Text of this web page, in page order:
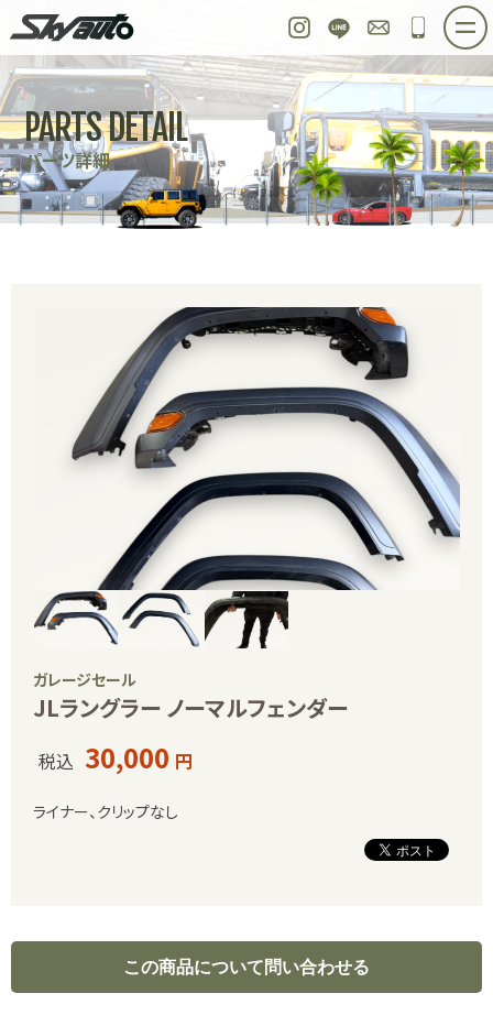
Instagram
LINE お問い合わせ
048-
ホーム 在庫車情報 ご購入プラン
整備作業実例 パーツ販売 買取＆オーダー
店舗紹介 工場紹介 会社概要
スタッフ紹介 求人情報 公式ブログ
PARTS DETAIL
パーツ詳細
ガレージセール
JLラングラー ノーマルフェンダー
税込 30,000 円
ライナー、クリップなし